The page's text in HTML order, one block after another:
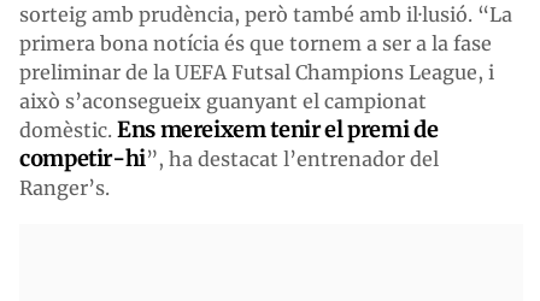
sorteig amb prudència, però també amb il·lusió. “La
primera bona notícia és que tornem a ser a la fase
preliminar de la UEFA Futsal Champions League, i
això s’aconsegueix guanyant el campionat
domèstic. Ens mereixem tenir el premi de
competir-hi”, ha destacat l’entrenador del
Ranger’s.